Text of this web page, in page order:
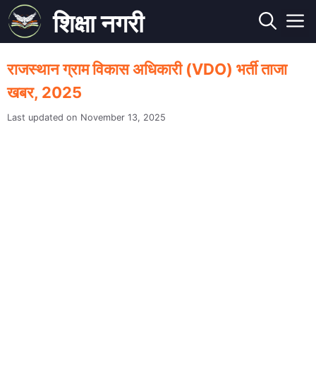
Skip
to
content
शिक्षा नगरी
राजस्थान ग्राम विकास अधिकारी (VDO) भर्ती ताजा
खबर, 2025
November 13, 2025